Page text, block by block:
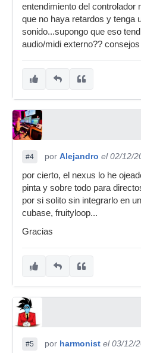
entendimiento del controlador
que no haya retardos y tenga
sonido...supongo que eso
audio/midi externo??
#4 por Alejandro el 02/12/
por cierto, el nexus lo he
pinta y sobre todo para
por si solito sin integrarlo en
cubase, fruityloop...
Gracias
#5 por harmonist el 03/12/